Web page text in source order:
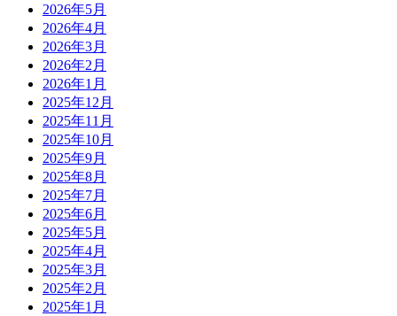
2026年5月
2026年4月
2026年3月
2026年2月
2026年1月
2025年12月
2025年11月
2025年10月
2025年9月
2025年8月
2025年7月
2025年6月
2025年5月
2025年4月
2025年3月
2025年2月
2025年1月